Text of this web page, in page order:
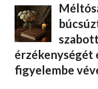
érzékenységét
figyelembe